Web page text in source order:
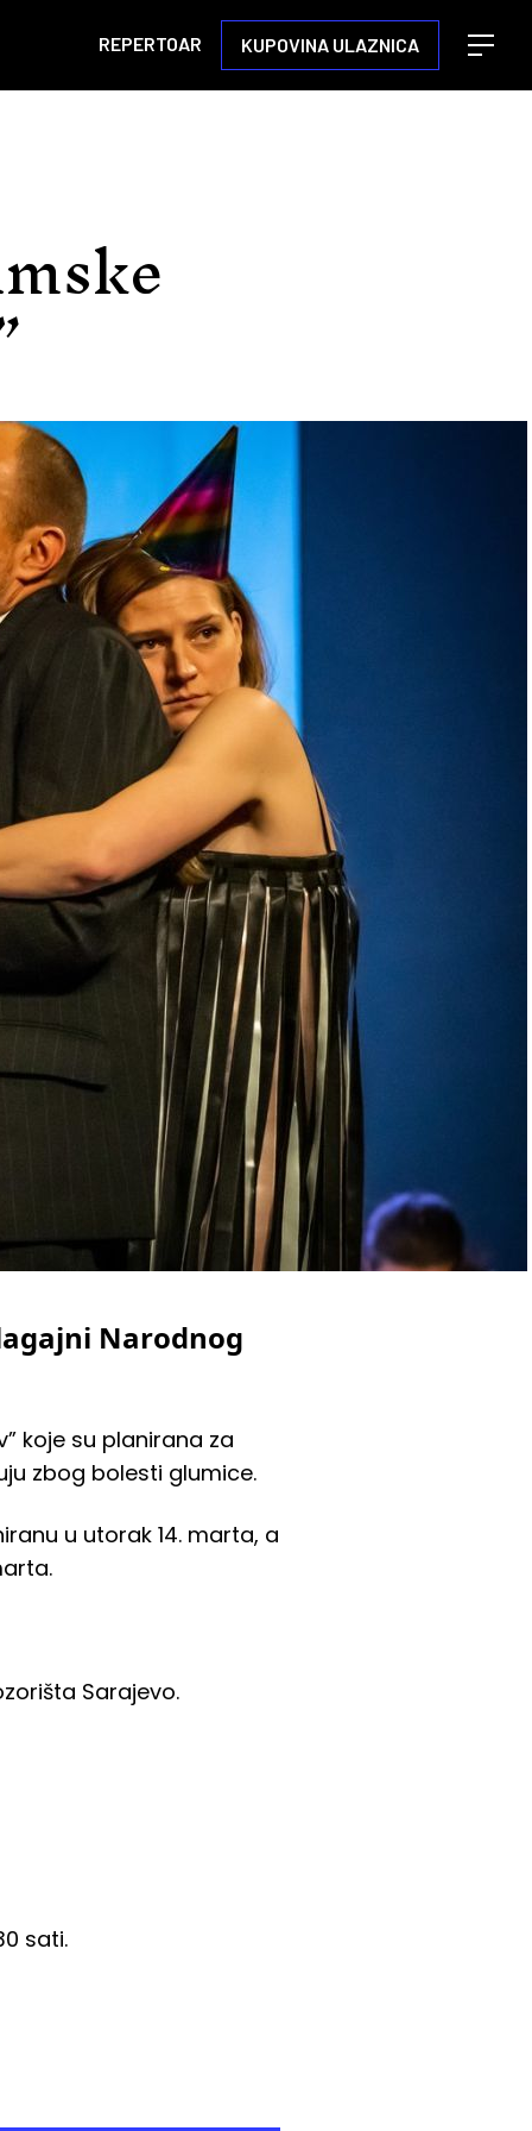
REPERTOAR KUPOVINA ULAZNICA
Open
Narodnog
koje su planirana za
zbog bolesti glumice.
u utorak 14. marta, a
Sarajevo.
sati.